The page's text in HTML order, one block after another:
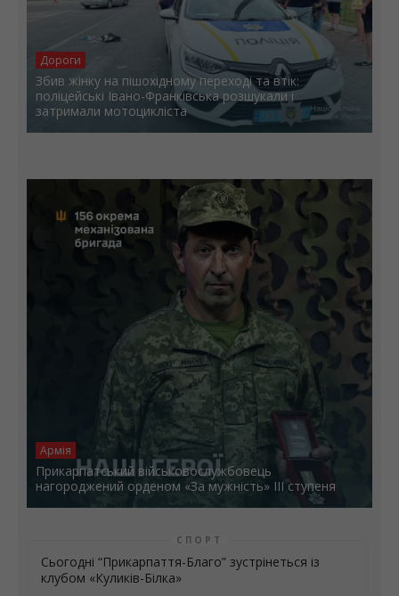
Дороги
Збив жінку на пішохідному переході та втік:
поліцейські Івано-Франківська розшукали і
затримали мотоцикліста
Армія
Прикарпатський військовослужбовець
нагороджений орденом «За мужність» ІІІ ступеня
СПОРТ
Сьогодні “Прикарпаття-Благо” зустрінеться із
клубом «Куликів-Білка»